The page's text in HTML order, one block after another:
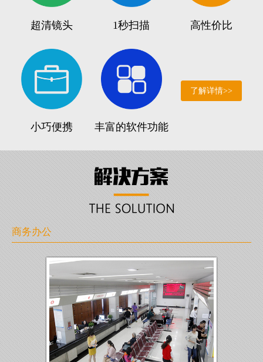
超清镜头 1秒扫描 高性价比
小巧便携 丰富的软件功能
了解详情>>
商务办公